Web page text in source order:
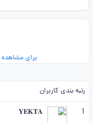
برای
رتبه بندی کاربران
1
𝐘𝐄𝐊𝐓𝐀